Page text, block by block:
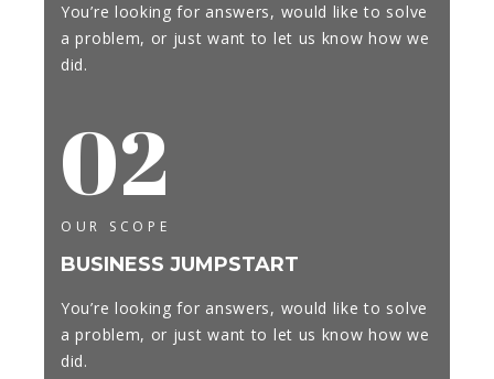
You’re looking for answers, would like to solve
a problem, or just want to let us know how we
did.
02
OUR SCOPE
BUSINESS JUMPSTART
You’re looking for answers, would like to solve
a problem, or just want to let us know how we
did.